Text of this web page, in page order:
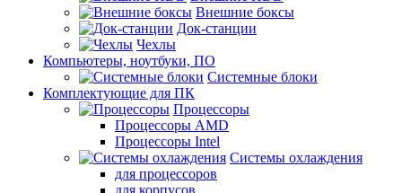
Внешние боксы
Док-станции
Чехлы
Компьютеры, ноутбуки, ПО
Системные блоки
Комплектующие для ПК
Процессоры
Процессоры AMD
Процессоры Intel
Системы охлаждения
для процессоров
для корпусов